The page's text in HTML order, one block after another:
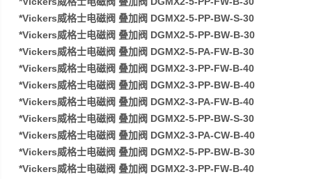
*Vickers威格士电磁阀 叠加阀 DGMX2-5-PP-BW-S-30
*Vickers威格士电磁阀 叠加阀 DGMX2-5-PP-BW-B-30
*Vickers威格士电磁阀 叠加阀 DGMX2-5-PA-FW-B-30
*Vickers威格士电磁阀 叠加阀 DGMX2-3-PP-FW-B-40
*Vickers威格士电磁阀 叠加阀 DGMX2-3-PP-BW-B-40
*Vickers威格士电磁阀 叠加阀 DGMX2-3-PA-FW-B-40
*Vickers威格士电磁阀 叠加阀 DGMX2-5-PP-BW-S-30
*Vickers威格士电磁阀 叠加阀 DGMX2-3-PA-CW-B-40
*Vickers威格士电磁阀 叠加阀 DGMX2-5-PP-BW-B-30
*Vickers威格士电磁阀 叠加阀 DGMX2-3-PP-FW-B-40